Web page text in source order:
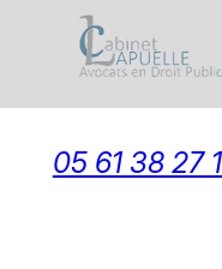
05 61 38 27
Panneau de gestion des